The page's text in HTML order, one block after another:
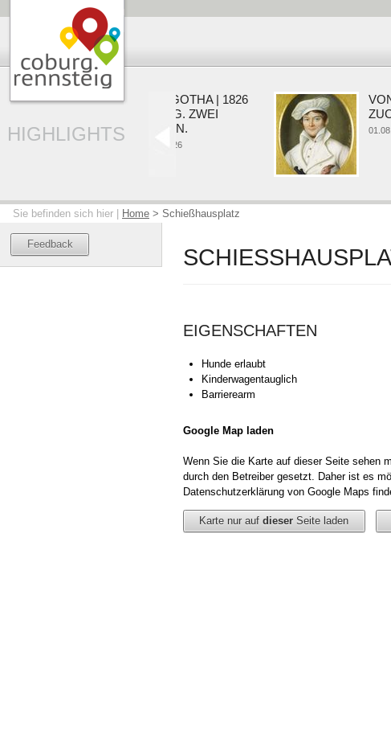
HIGHLIGHTS
COBURG | GOTHA | 1826
EIN HERZOG. ZWEI
RESIDENZEN.
01.08.
Sie befinden sich hier | Home > Schießhausplatz
Feedback
EIGENSCHAFTEN
Hunde erlaubt
Kinderwagentauglich
Barrierearm
Google Map laden
Wenn Sie die Karte auf dieser Seite sehen
durch den Betreiber gesetzt. Daher ist es
Datenschutzerklärung von Google Maps
Karte nur aufdieser Seite laden